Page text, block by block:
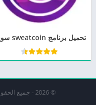
© 2026 - جميع الحقوق محفوظة -